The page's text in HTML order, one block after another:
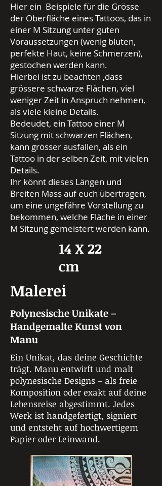
Hier ein Beispiele für die Grösse
der Oberfläche eines Tattoos, das in
einer M Sitzung unter guten
Voraussetzungen (wenig bluten,
perfekte Haut, keine Schmerzen),
gestochen werden kann.
​Hierbei ist zu beachten ,dass
grössere schwarze Flächen, viel
weniger Zeit in Anspruch nehmen,
als viele kleine Details.
Bedeudet, ein Tattoo einer M
Sitzung mit schwarzen Flächen,
kann grösser ausfallen, als ein
Tattoo in der selben Zeit, mit vielen
Details.
Ihr könnt dieses Längen und
Breiten Mass auf euch übertragen,
um eine ungefähre Vorstellung zu
bekommen, welche Fläche in einer
M Sitzung gemeistert werden kann.
14 X 22
cm
Malerei
Polynesische Unikate –
Handgemalte Kunst von
Manu
Ein Unikat, das deine Geschichte
trägt. Manu entwirft und malt
polynesische Designs – als freie
Komposition oder exakt auf deine
Lebensreise abgestimmt. Jedes
Werk ist handgefertigt, signiert
und entsteht auf hochwertigem
Papier oder Leinwand.